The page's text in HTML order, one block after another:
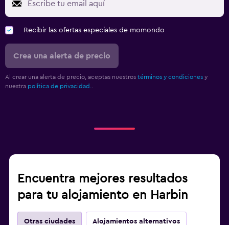
Recibir las ofertas especiales de momondo
Crea una alerta de precio
Al crear una alerta de precio, aceptas nuestros términos y condiciones y
nuestra política de privacidad.
Encuentra mejores resultados
para tu alojamiento en Harbin
Otras ciudades Alojamientos alternativos